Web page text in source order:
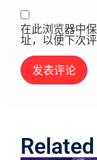
在此浏览器中
址，以便下次评